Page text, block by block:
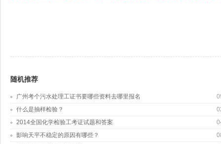
随机推荐
广州考个污水处理工证书要哪些资料去哪里报名
什么是抽样检验？
2014全国化学检验工考证试题和答案
影响天平不稳定的原因有哪些？